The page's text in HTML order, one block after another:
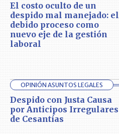
El costo oculto de un
despido mal manejado: el
debido proceso como
nuevo eje de la gestión
laboral
OPINIÓN ASUNTOS LEGALES
Despido con Justa Causa
por Anticipos Irregulares
de Cesantías